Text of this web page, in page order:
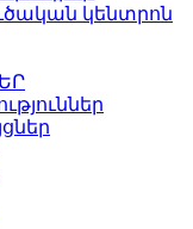
կենտրոն